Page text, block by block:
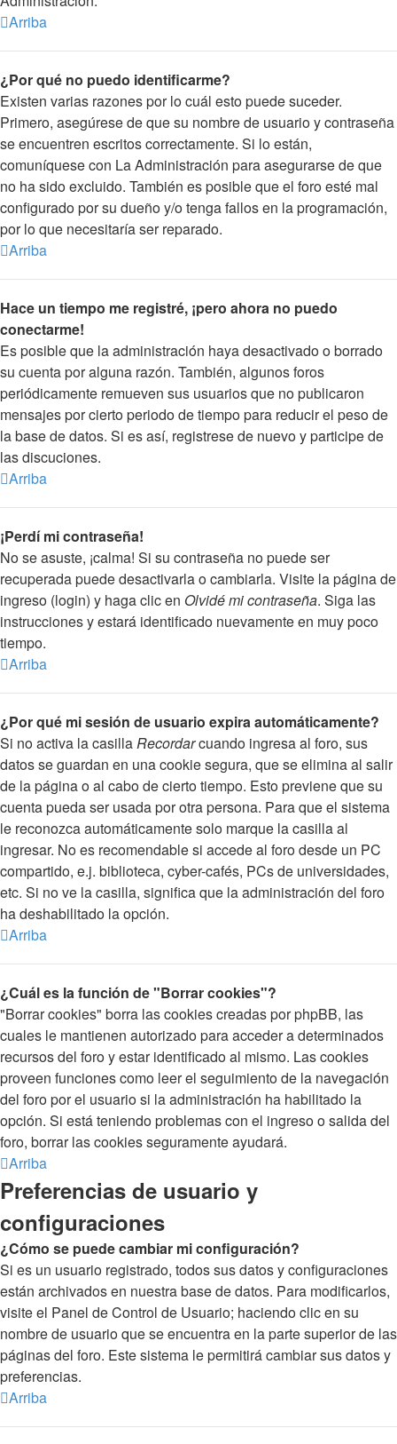
Arriba
¿Por qué no puedo identificarme?
Existen varias razones por lo cuál esto puede suceder.
Primero, asegúrese de que su nombre de usuario y contraseña
se encuentren escritos correctamente. Si lo están,
comuníquese con La Administración para asegurarse de que
no ha sido excluido. También es posible que el foro esté mal
configurado por su dueño y/o tenga fallos en la programación,
por lo que necesitaría ser reparado.
Arriba
Hace un tiempo me registré, ¡pero ahora no puedo
conectarme!
Es posible que la administración haya desactivado o borrado
su cuenta por alguna razón. También, algunos foros
periódicamente remueven sus usuarios que no publicaron
mensajes por cierto periodo de tiempo para reducir el peso de
la base de datos. Si es así, registrese de nuevo y participe de
las discuciones.
Arriba
¡Perdí mi contraseña!
No se asuste, ¡calma! Si su contraseña no puede ser
recuperada puede desactivarla o cambiarla. Visite la página de
ingreso (login) y haga clic en Olvidé mi contraseña. Siga las
instrucciones y estará identificado nuevamente en muy poco
tiempo.
Arriba
¿Por qué mi sesión de usuario expira automáticamente?
Si no activa la casillaRecordarcuando ingresa al foro, sus
datos se guardan en una cookie segura, que se elimina al salir
de la página o al cabo de cierto tiempo. Esto previene que su
cuenta pueda ser usada por otra persona. Para que el sistema
le reconozca automáticamente solo marque la casilla al
ingresar. No es recomendable si accede al foro desde un PC
compartido, e.j. biblioteca, cyber-cafés, PCs de universidades,
etc. Si no ve la casilla, significa que la administración del foro
ha deshabilitado la opción.
Arriba
¿Cuál es la función de "Borrar cookies"?
"Borrar cookies" borra las cookies creadas por phpBB, las
cuales le mantienen autorizado para acceder a determinados
recursos del foro y estar identificado al mismo. Las cookies
proveen funciones como leer el seguimiento de la navegación
del foro por el usuario si la administración ha habilitado la
opción. Si está teniendo problemas con el ingreso o salida del
foro, borrar las cookies seguramente ayudará.
Arriba
Preferencias de usuario y
configuraciones
¿Cómo se puede cambiar mi configuración?
Si es un usuario registrado, todos sus datos y configuraciones
están archivados en nuestra base de datos. Para modificarlos,
visite el Panel de Control de Usuario; haciendo clic en su
nombre de usuario que se encuentra en la parte superior de las
páginas del foro. Este sistema le permitirá cambiar sus datos y
preferencias.
Arriba